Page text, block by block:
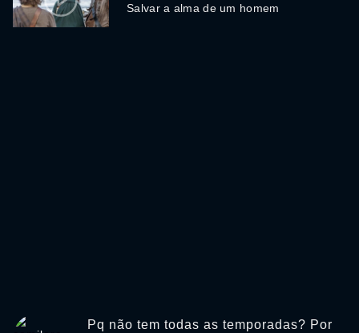
Salvar a alma de um homem
Pq não tem todas as temporadas? Por